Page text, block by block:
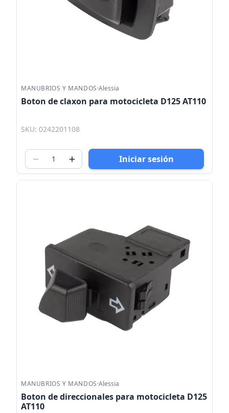
MANUBRIOS Y MANDOS·Alessia
Boton de claxon para motocicleta D125 AT110
SKU: 0242201108
Iniciar sesión
MANUBRIOS Y MANDOS·Alessia
Boton de direccionales para motocicleta D125
AT110